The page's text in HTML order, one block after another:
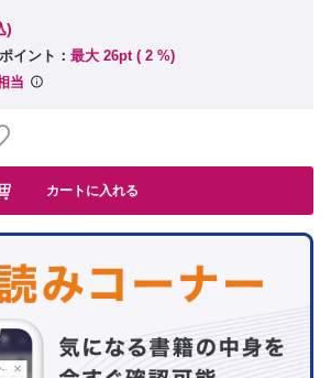
)
イント： 最大 26pt ( 2 %)
当
カートに入れる